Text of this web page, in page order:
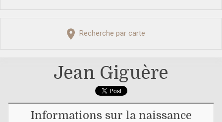
Recherche par carte
Jean Giguère
Informations sur la naissance